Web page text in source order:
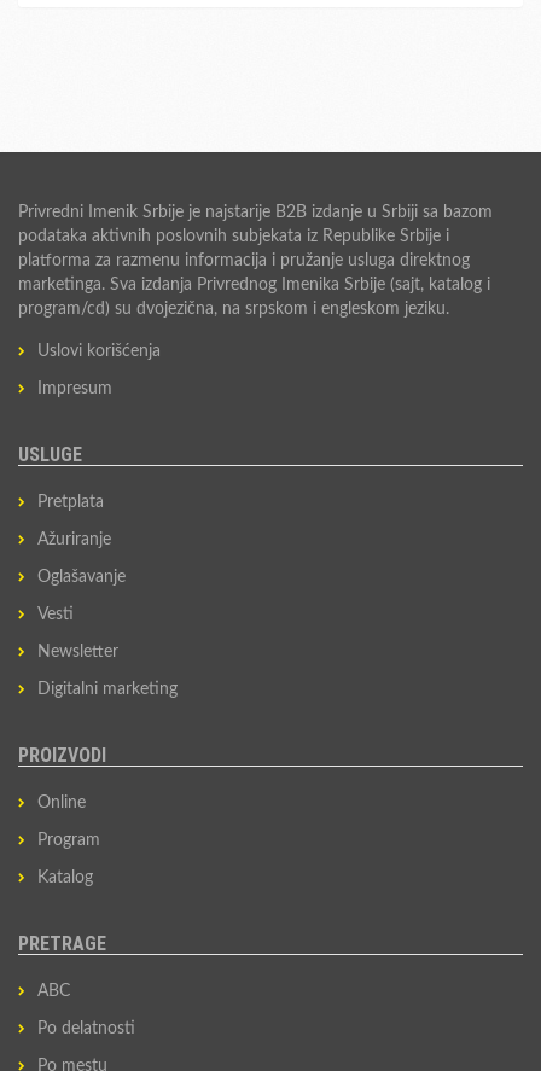
Privredni Imenik Srbije je najstarije B2B izdanje u Srbiji sa bazom
podataka aktivnih poslovnih subjekata iz Republike Srbije i
platforma za razmenu informacija i pružanje usluga direktnog
marketinga. Sva izdanja Privrednog Imenika Srbije (sajt, katalog i
program/cd) su dvojezična, na srpskom i engleskom jeziku.
Uslovi korišćenja
Impresum
USLUGE
Pretplata
Ažuriranje
Oglašavanje
Vesti
Newsletter
Digitalni marketing
PROIZVODI
Online
Program
Katalog
PRETRAGE
ABC
Po delatnosti
Po mestu